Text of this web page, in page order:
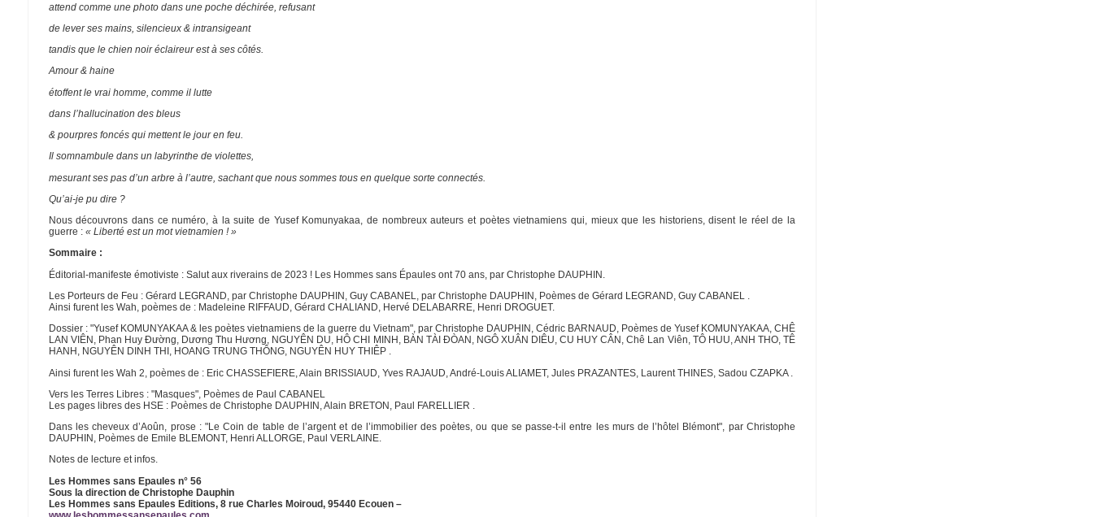
attend comme une photo dans une poche déchirée, refusant
de lever ses mains, silencieux & intransigeant
tandis que le chien noir éclaireur est à ses côtés.
Amour & haine
étoffent le vrai homme, comme il lutte
dans l’hallucination des bleus
& pourpres foncés qui mettent le jour en feu.
Il somnambule dans un labyrinthe de violettes,
mesurant ses pas d’un arbre à l’autre, sachant que nous sommes tous en quelque sorte connectés.
Qu’ai-je pu dire ?
Nous découvrons dans ce numéro, à la suite de Yusef Komunyakaa, de nombreux auteurs et poètes vietnamiens qui, mieux que les historiens, disent le réel de la
guerre : « Liberté est un mot vietnamien ! »
Sommaire :
Éditorial-manifeste émotiviste : Salut aux riverains de 2023 ! Les Hommes sans Épaules ont 70 ans, par Christophe DAUPHIN.
Les Porteurs de Feu : Gérard LEGRAND, par Christophe DAUPHIN, Guy CABANEL, par Christophe DAUPHIN, Poèmes de Gérard LEGRAND, Guy CABANEL .
Ainsi furent les Wah, poèmes de : Madeleine RIFFAUD, Gérard CHALIAND, Hervé DELABARRE, Henri DROGUET.
Dossier : "Yusef KOMUNYAKAA & les poètes vietnamiens de la guerre du Vietnam", par Christophe DAUPHIN, Cédric BARNAUD, Poèmes de Yusef KOMUNYAKAA, CHÊ
LAN VIÊN, Phan Huy Đường, Dương Thu Hương, NGUYÊN DU, HÔ CHI MINH, BÀN TÀI ĐÒAN, NGÔ XUÂN DIÊU, CU HUY CÂN, Chê Lan Viên, TÔ HUU, ANH THO, TÊ
HANH, NGUYÊN DINH THI, HOANG TRUNG THÔNG, NGUYÊN HUY THIÊP .
Ainsi furent les Wah 2, poèmes de : Eric CHASSEFIERE, Alain BRISSIAUD, Yves RAJAUD, André-Louis ALIAMET, Jules PRAZANTES, Laurent THINES, Sadou CZAPKA .
Vers les Terres Libres : "Masques", Poèmes de Paul CABANEL
Les pages libres des HSE : Poèmes de Christophe DAUPHIN, Alain BRETON, Paul FARELLIER .
Dans les cheveux d’Aoûn, prose : "Le Coin de table de l’argent et de l’immobilier des poètes, ou que se passe-t-il entre les murs de l’hôtel Blémont", par Christophe
DAUPHIN, Poèmes de Emile BLEMONT, Henri ALLORGE, Paul VERLAINE.
Notes de lecture et infos.
Les Hommes sans Epaules n° 56
Sous la direction de Christophe Dauphin
Les Hommes sans Epaules Editions, 8 rue Charles Moiroud, 95440 Ecouen –